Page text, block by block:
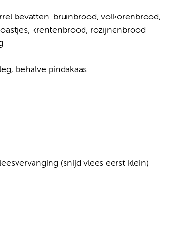
bevatten: bruinbrood, volkorenbrood,
krentenbrood, rozijnenbrood
behalve pindakaas
(snijd vlees eerst klein)